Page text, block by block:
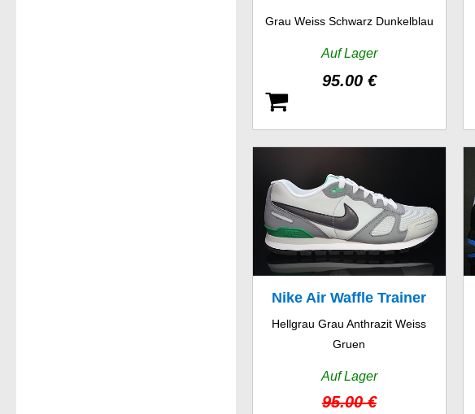
Grau Weiss Schwarz Dunkelblau
Auf Lager
95.00 €
Nike Air Waffle Trainer
Hellgrau Grau Anthrazit Weiss
Gruen
Auf Lager
95.00 €